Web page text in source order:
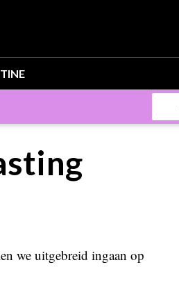
we uitgebreid ingaan op